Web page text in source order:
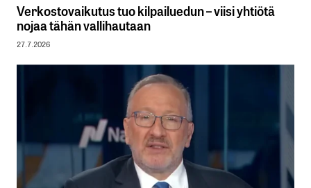
Verkostovaikutus tuo kilpailuedun – viisi yhtiötä
nojaa tähän vallihautaan
27.7.2026